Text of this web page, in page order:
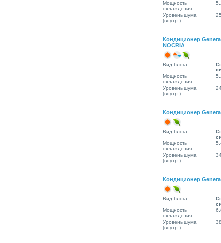
Мощность
охлаждения:
Уровень шума
(внутр.):
Кондиционер
NOCRIA
Вид блока:
Мощность
охлаждения:
Уровень шума
(внутр.):
Кондиционер
Вид блока:
Мощность
охлаждения:
Уровень шума
(внутр.):
Кондиционер
Вид блока:
Мощность
охлаждения:
Уровень шума
(внутр.):